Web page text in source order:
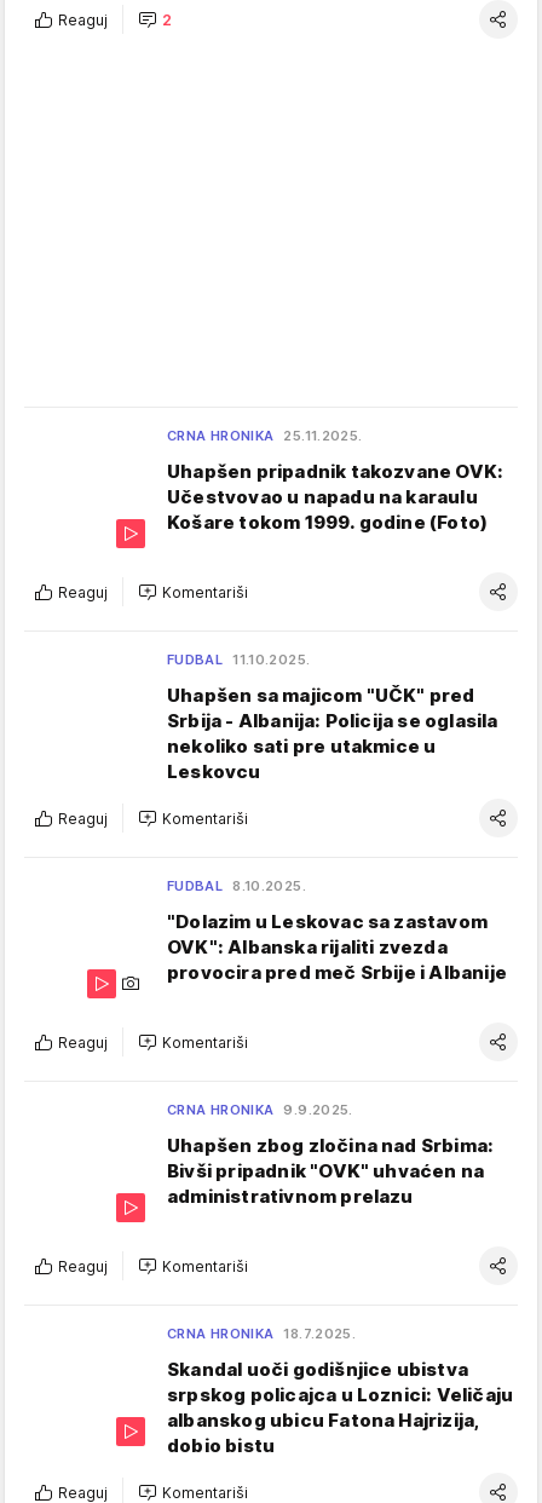
Reaguj 2
CRNA HRONIKA 25.11.2025.
Uhapšen pripadnik takozvane OVK:
Učestvovao u napadu na karaulu
Košare tokom 1999. godine (Foto)
Reaguj Komentariši
FUDBAL 11.10.2025.
Uhapšen sa majicom "UČK" pred
Srbija - Albanija: Policija se oglasila
nekoliko sati pre utakmice u
Leskovcu
Reaguj Komentariši
FUDBAL 8.10.2025.
"Dolazim u Leskovac sa zastavom
OVK": Albanska rijaliti zvezda
provocira pred meč Srbije i Albanije
Reaguj Komentariši
CRNA HRONIKA 9.9.2025.
Uhapšen zbog zločina nad Srbima:
Bivši pripadnik "OVK" uhvaćen na
administrativnom prelazu
Reaguj Komentariši
CRNA HRONIKA 18.7.2025.
Skandal uoči godišnjice ubistva
srpskog policajca u Loznici: Veličaju
albanskog ubicu Fatona Hajrizija,
dobio bistu
Reaguj Komentariši